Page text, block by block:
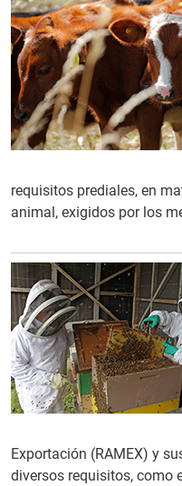
requisitos prediales, en
animal, exigidos por los
Exportación (RAMEX) y
diversos requisitos, como